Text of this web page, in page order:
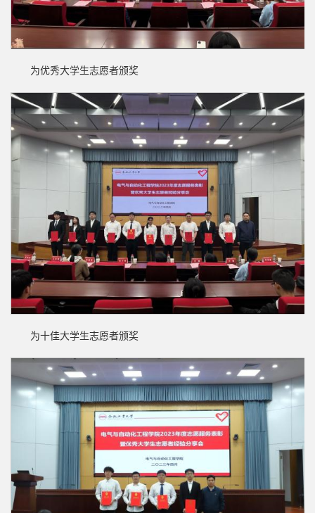
为优秀大学生志愿者颁奖
为十佳大学生志愿者颁奖